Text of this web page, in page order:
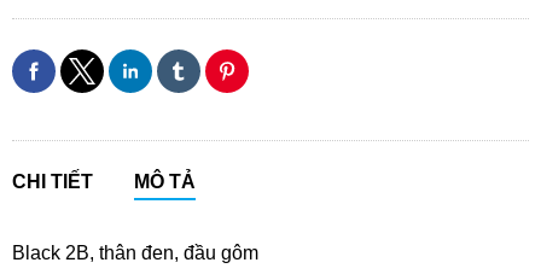
CHI TIẾT MÔ TẢ
Black 2B, thân đen, đầu gôm